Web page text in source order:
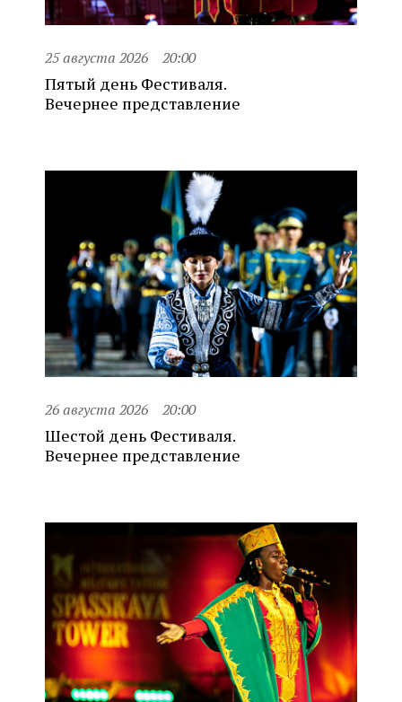
25 августа 2026 20:00
Пятый день Фестиваля.
Вечернее представление
26 августа 2026 20:00
Шестой день Фестиваля.
Вечернее представление